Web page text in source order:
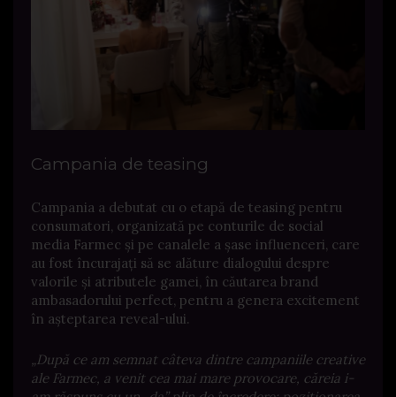
Campania de teasing
Campania a debutat cu o etapă de teasing pentru
consumatori, organizată pe conturile de social
media Farmec și pe canalele a șase influenceri, care
au fost încurajați să se alăture dialogului despre
valorile și atributele gamei, în căutarea brand
ambasadorului perfect, pentru a genera excitement
în așteptarea reveal-ului.
„După ce am semnat câteva dintre campaniile creative
ale Farmec, a venit cea mai mare provocare, căreia i-